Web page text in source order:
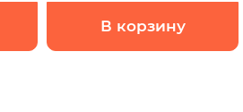
В корзину